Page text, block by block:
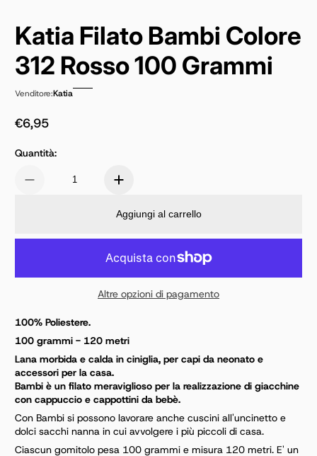
Katia Filato Bambi Colore
312 Rosso 100 Grammi
Venditore:Katia
Prezzo normale
€6,95
Quantità:
Aggiungi al carrello
Altre opzioni di pagamento
100% Poliestere.
100 grammi - 120 metri
Lana morbida e calda in ciniglia, per capi da neonato e
accessori per la casa.
Bambi è un filato meraviglioso per la realizzazione di giacchine
con cappuccio e cappottini da bebè.
Con Bambi si possono lavorare anche cuscini all'uncinetto e
dolci sacchi nanna in cui avvolgere i più piccoli di casa.
Ciascun gomitolo pesa 100 grammi e misura 120 metri. E' un